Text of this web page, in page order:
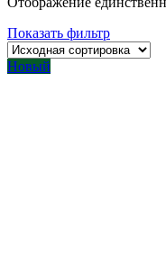
Показать фильтр
Новый